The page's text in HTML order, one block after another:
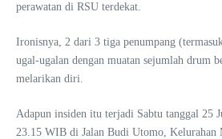
perawatan di RSU terdekat.
Ironisnya, 2 dari 3 tiga penumpang
ugal-ugalan dengan muatan sejumlah drum
melarikan diri.
Adapun insiden itu terjadi Sabtu tanggal 25
23.15 WIB di Jalan Budi Utomo, Kelurahan